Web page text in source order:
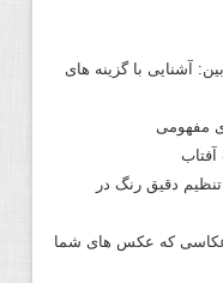
آشنایی با گزینه های
مفهومی
دقیق رنگ در
عکاسی که عکس های شما